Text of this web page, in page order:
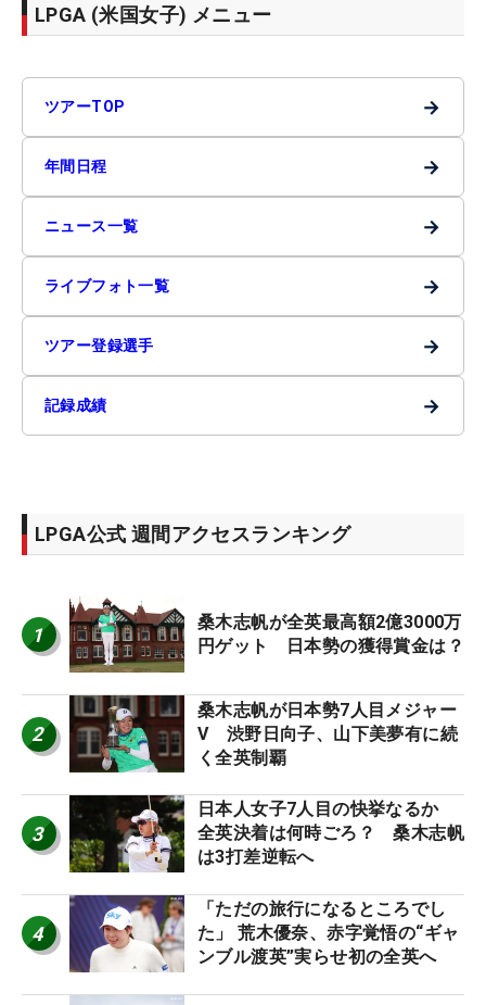
LPGA (米国女子) メニュー
ツアーTOP →
年間日程 →
ニュース一覧 →
ライブフォト一覧 →
ツアー登録選手 →
記録成績 →
LPGA公式 週間アクセスランキング
1
桑木志帆が全英最高額2億3000万
円ゲット 日本勢の獲得賞金は？
2
桑木志帆が日本勢7人目メジャー
V 渋野日向子、山下美夢有に続
く全英制覇
3
日本人女子7人目の快挙なるか
全英決着は何時ごろ？ 桑木志帆
は3打差逆転へ
4
「ただの旅行になるところでし
た」 荒木優奈、赤字覚悟の“ギャ
ンブル渡英”実らせ初の全英へ